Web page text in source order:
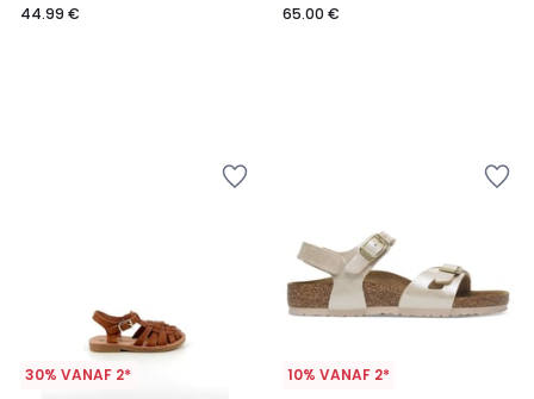
44.99 €
65.00 €
30% VANAF 2* 10% VANAF 2*